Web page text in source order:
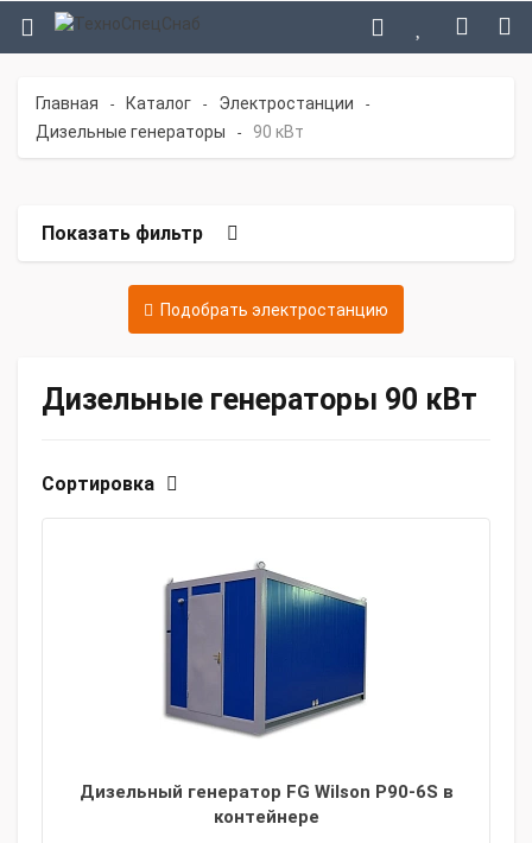
Главная - Каталог - Электростанции -
Дизельные генераторы - 90 кВт
Показать фильтр
Подобрать электростанцию
Дизельные генераторы 90 кВт
Сортировка
Дизельный генератор FG Wilson P90-6S в
контейнере